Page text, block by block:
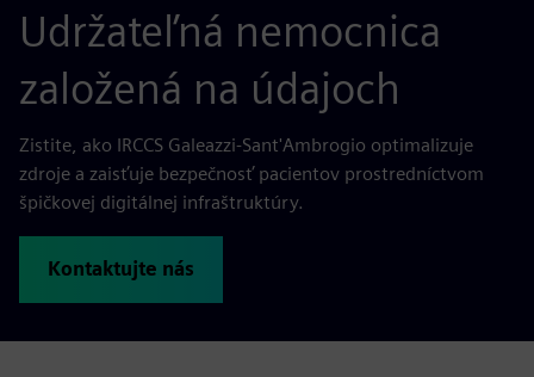
Udržateľná nemocnica
založená na údajoch
Zistite, ako IRCCS Galeazzi-Sant'Ambrogio optimalizuje
zdroje a zaisťuje bezpečnosť pacientov prostredníctvom
špičkovej digitálnej infraštruktúry.
Kontaktujte nás